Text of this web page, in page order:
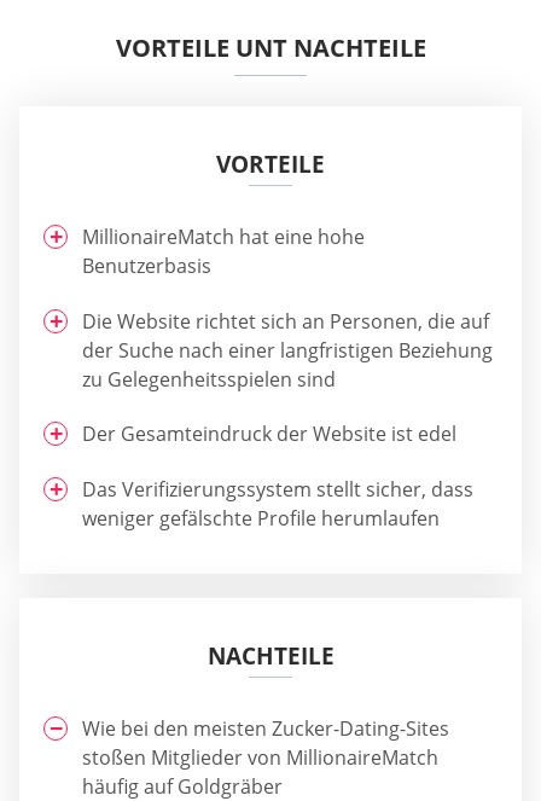
VORTEILE UNT NACHTEILE
VORTEILE
MillionaireMatch hat eine hohe
Benutzerbasis
Die Website richtet sich an Personen, die auf
der Suche nach einer langfristigen Beziehung
zu Gelegenheitsspielen sind
Der Gesamteindruck der Website ist edel
Das Verifizierungssystem stellt sicher, dass
weniger gefälschte Profile herumlaufen
NACHTEILE
Wie bei den meisten Zucker-Dating-Sites
stoßen Mitglieder von MillionaireMatch
häufig auf Goldgräber